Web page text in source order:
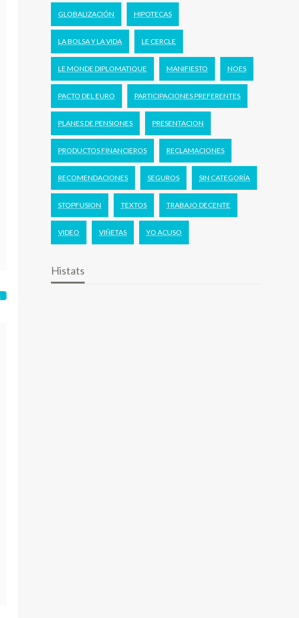
GLOBALIZACIÓN HIPOTECAS
LA BOLSA Y LA VIDA LE CERCLE
LE MONDE DIPLOMATIQUE MANIFIESTO NOES
PACTO DEL EURO PARTICIPACIONES PREFERENTES
PLANES DE PENSIONES PRESENTACION
PRODUCTOS FINANCIEROS RECLAMACIONES
RECOMENDACIONES SEGUROS SIN CATEGORÍA
STOPFUSION TEXTOS TRABAJO DECENTE
VIDEO VIÑETAS YO ACUSO
Histats